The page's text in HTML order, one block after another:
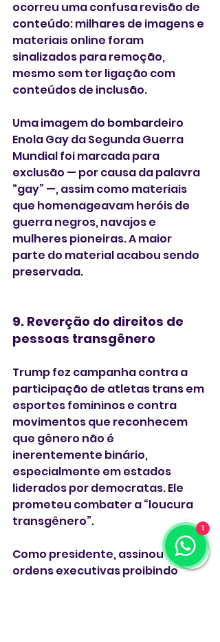
ocorreu uma confusa revisão de
conteúdo: milhares de imagens e
materiais online foram
sinalizados para remoção,
mesmo sem ter ligação com
conteúdos de inclusão.
Uma imagem do bombardeiro
Enola Gay da Segunda Guerra
Mundial foi marcada para
exclusão — por causa da palavra
“gay” —, assim como materiais
que homenageavam heróis de
guerra negros, navajos e
mulheres pioneiras. A maior
parte do material acabou sendo
preservada.
9. Reverção do direitos de
pessoas transgênero
Trump fez campanha contra a
participação de atletas trans em
esportes femininos e contra
movimentos que reconhecem
que gênero não é
inerentemente binário,
especialmente em estados
liderados por democratas. Ele
prometeu combater a “loucura
transgênero”.
Como presidente, assinou
ordens executivas proibindo
1